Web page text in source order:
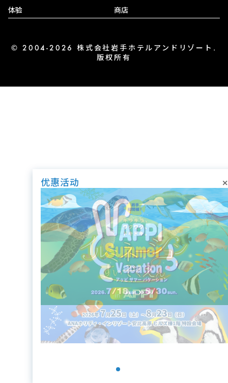
体验
商店
© 2004-2026 株式会社岩手ホテルアンドリゾート.
版权所有
优惠活动 ×